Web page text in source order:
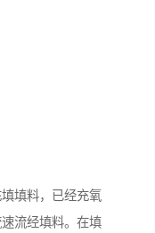
填料，已经充氧
流经填料。在填